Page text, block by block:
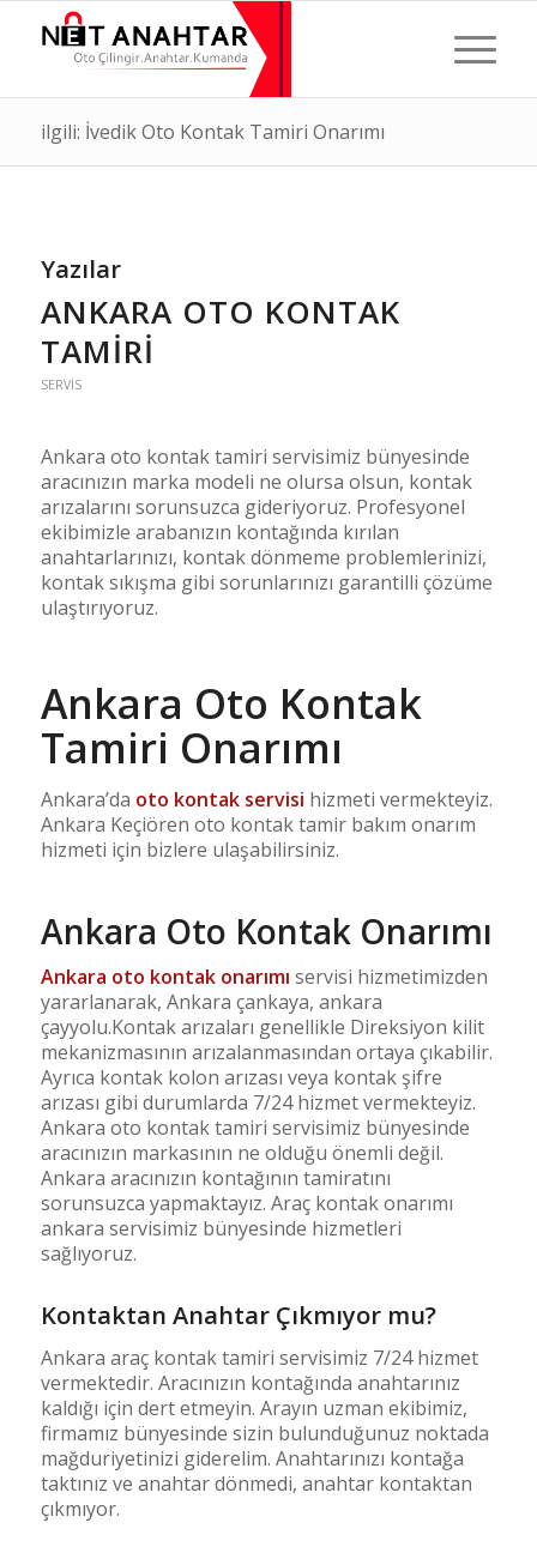
ilgili: İvedik Oto Kontak Tamiri Onarımı
Yazılar
ANKARA OTO KONTAK
TAMIRI
SERVIS
Ankara oto kontak tamiri servisimiz bünyesinde
aracınızın marka modeli ne olursa olsun, kontak
arızalarını sorunsuzca gideriyoruz. Profesyonel
ekibimizle arabanızın kontağında kırılan
anahtarlarınızı, kontak dönmeme problemlerinizi,
kontak sıkışma gibi sorunlarınızı garantilli çözüme
ulaştırıyoruz.
Ankara Oto Kontak
Tamiri Onarımı
Ankara’da oto kontak servisi hizmeti vermekteyiz.
Ankara Keçiören oto kontak tamir bakım onarım
hizmeti için bizlere ulaşabilirsiniz.
Ankara Oto Kontak Onarımı
Ankara oto kontak onarımı servisi hizmetimizden
yararlanarak, Ankara çankaya, ankara
çayyolu.Kontak arızaları genellikle Direksiyon kilit
mekanizmasının arızalanmasından ortaya çıkabilir.
Ayrıca kontak kolon arızası veya kontak şifre
arızası gibi durumlarda 7/24 hizmet vermekteyiz.
Ankara oto kontak tamiri servisimiz bünyesinde
aracınızın markasının ne olduğu önemli değil.
Ankara aracınızın kontağının tamiratını
sorunsuzca yapmaktayız. Araç kontak onarımı
ankara servisimiz bünyesinde hizmetleri
sağlıyoruz.
Kontaktan Anahtar Çıkmıyor mu?
Ankara araç kontak tamiri servisimiz 7/24 hizmet
vermektedir. Aracınızın kontağında anahtarınız
kaldığı için dert etmeyin. Arayın uzman ekibimiz,
firmamız bünyesinde sizin bulunduğunuz noktada
mağduriyetinizi giderelim. Anahtarınızı kontağa
taktınız ve anahtar dönmedi, anahtar kontaktan
çıkmıyor.